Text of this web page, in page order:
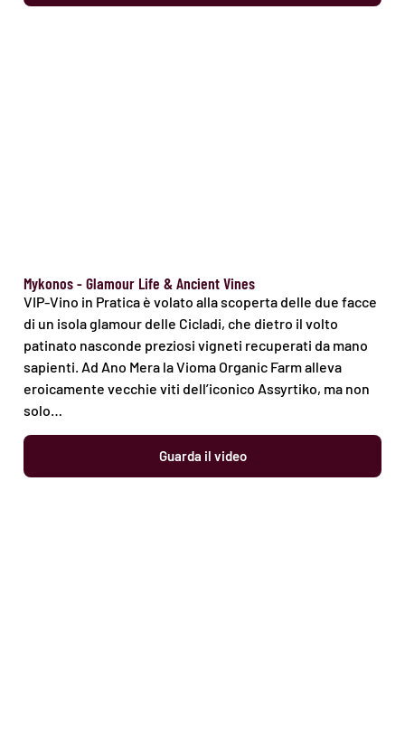
Mykonos - Glamour Life & Ancient Vines
VIP-Vino in Pratica è volato alla scoperta delle due facce
di un isola glamour delle Cicladi, che dietro il volto
patinato nasconde preziosi vigneti recuperati da mano
sapienti. Ad Ano Mera la Vioma Organic Farm alleva
eroicamente vecchie viti dell’iconico Assyrtiko, ma non
solo…
Guarda il video